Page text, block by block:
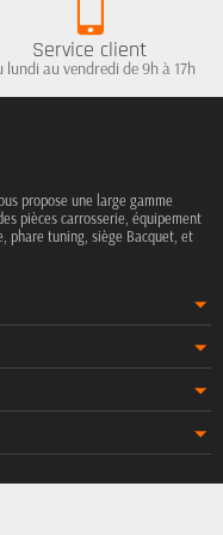
Service client
lundi au vendredi de 9h à 17h
propose une large gamme
pièces carrosserie, équipement
phare tuning, siège Bacquet, et